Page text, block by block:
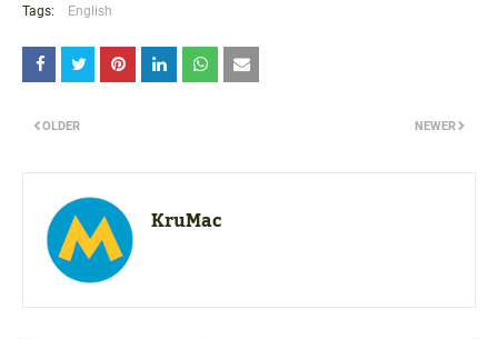
Tags: English
NEWER
OLDER
KruMac